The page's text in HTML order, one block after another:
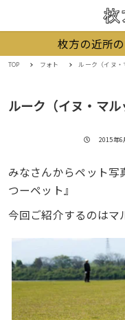
枚方の近所
TOP フォト ルーク（イヌ・
ルーク（イヌ・マル
投稿日
2015年6
みなさんからペット写
つーペット』
今回ご紹介するのはマ